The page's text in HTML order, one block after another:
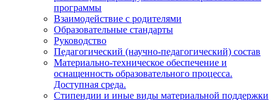
программы
Взаимодействие с родителями
Образовательные стандарты
Руководство
Педагогический (научно-педагогический) состав
Материально-техническое обеспечение и
оснащенность образовательного процесса.
Доступная среда.
Стипендии и иные виды материальной поддержки